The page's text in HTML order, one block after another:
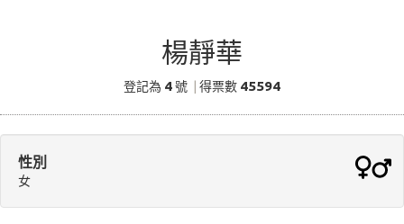
楊靜華
登記為 4號 得票數 45594
性別
女